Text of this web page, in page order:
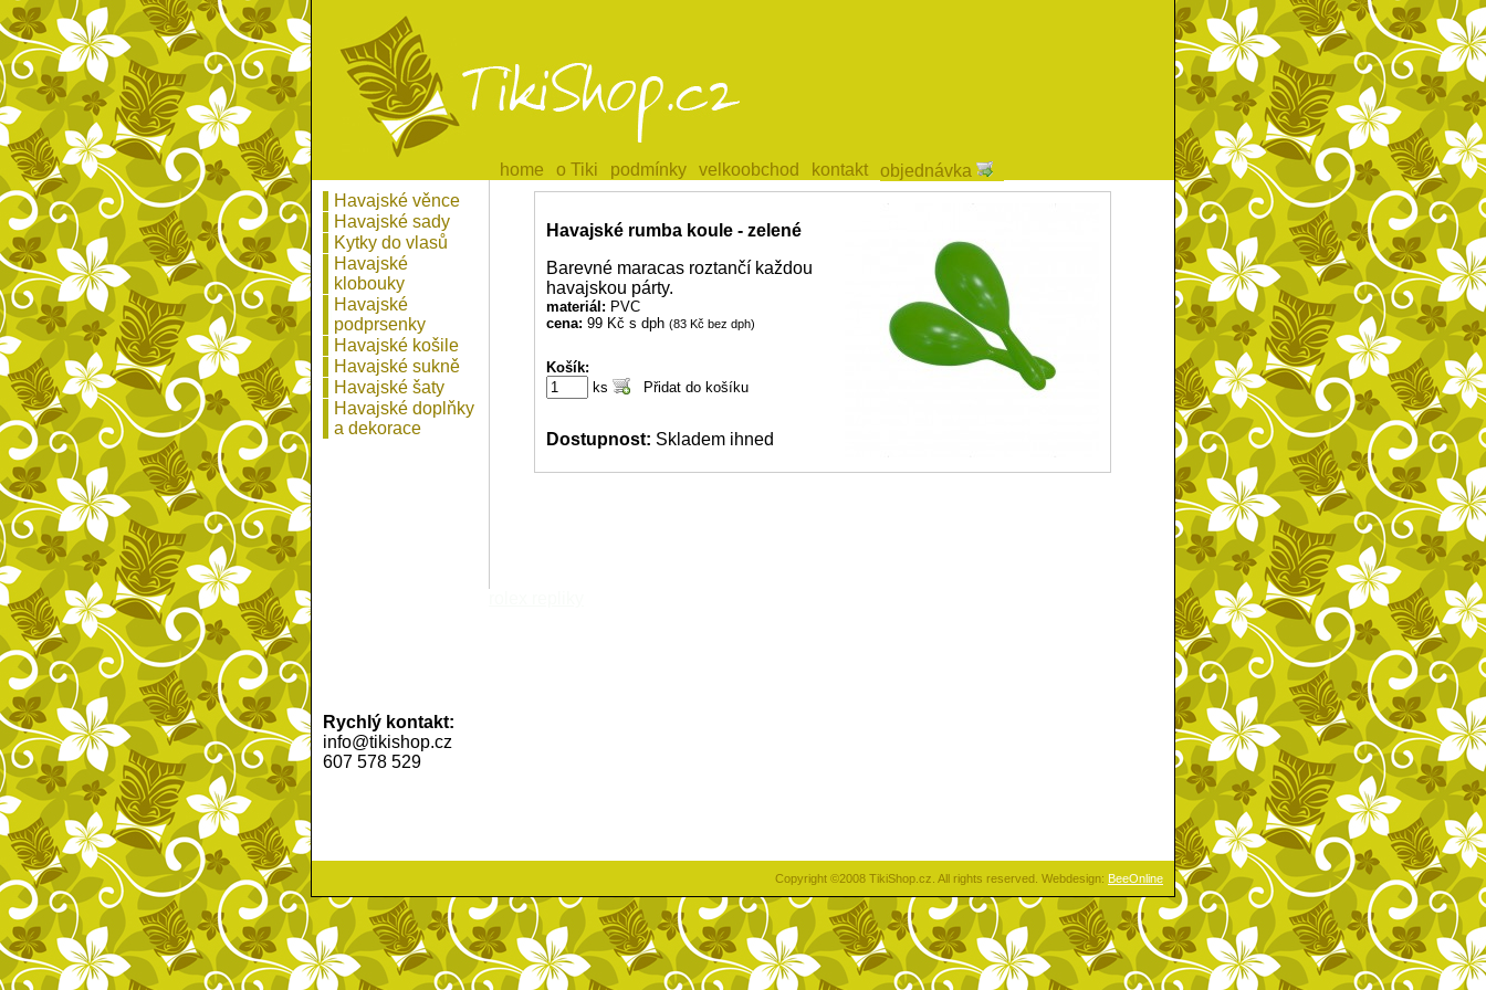
home
home o Tiki
o Tiki podmínky
podmínky velkoobchod
velkoobchod kontakt
kontakt objednávka
objednávka
Havajské rumba koule - zelené
Barevné maracas roztančí každou
havajskou párty.
materiál: PVC
cena: 99 Kč s dph (83 Kč bez dph)
Košík:
ks
Dostupnost: Skladem ihned
Havajské věnce
Havajské sady
Kytky do vlasů
Havajské
klobouky
Havajské
podprsenky
Havajské košile
Havajské sukně
Havajské šaty
Havajské doplňky
a dekorace
Rychlý kontakt:
info@tikishop.cz
607 578 529
Copyright ©2008 TikiShop.cz. All rights reserved. Webdesign: BeeOnline